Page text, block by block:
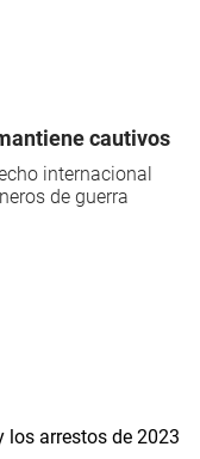
cautivos
internacional
de guerra